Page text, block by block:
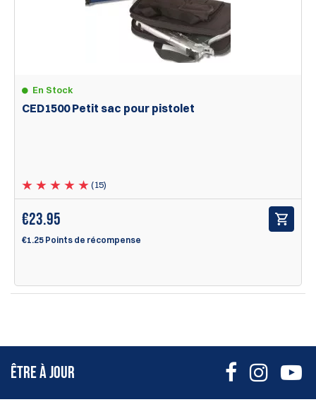
En Stock
CED1500 Petit sac pour pistolet
(15)
€23.95
€1.25 Points de récompense
ÊTRE À JOUR